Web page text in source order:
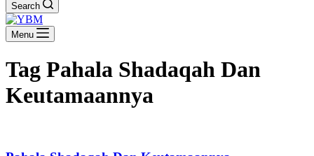
Search
Menu
Tag Pahala Shadaqah Dan
Keutamaannya